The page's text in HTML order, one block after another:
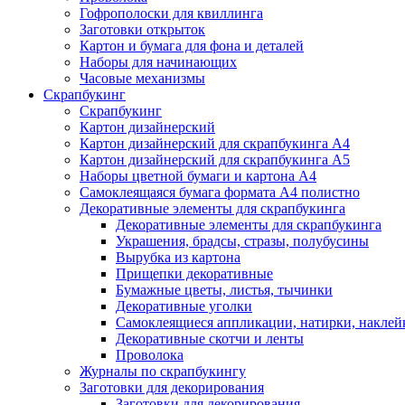
Гофрополоски для квиллинга
Заготовки открыток
Картон и бумага для фона и деталей
Наборы для начинающих
Часовые механизмы
Скрапбукинг
Скрапбукинг
Картон дизайнерский
Картон дизайнерский для скрапбукинга А4
Картон дизайнерский для скрапбукинга А5
Наборы цветной бумаги и картона А4
Самоклеящаяся бумага формата А4 полистно
Декоративные элементы для скрапбукинга
Декоративные элементы для скрапбукинга
Украшения, брадсы, стразы, полубусины
Вырубка из картона
Прищепки декоративные
Бумажные цветы, листья, тычинки
Декоративные уголки
Самоклеящиеся аппликации, натирки,
Декоративные скотчи и ленты
Проволока
Журналы по скрапбукингу
Заготовки для декорирования